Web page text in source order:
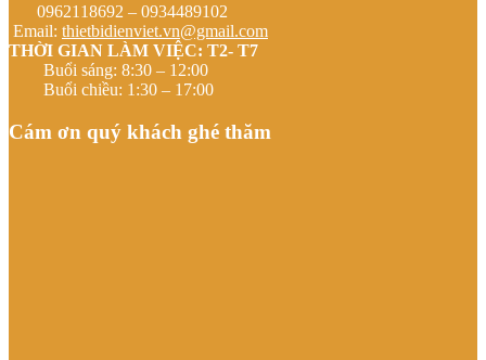
0962118692 – 0934489102
Email: thietbidienviet.vn@gmail.com
THỜI GIAN LÀM VIỆC: T2- T7
Buổi sáng: 8:30 – 12:00
Buổi chiều: 1:30 – 17:00
Cám ơn quý khách ghé thăm